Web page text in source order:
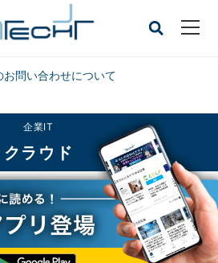
お問い合わせについて
CLOSE
企業IT
クラウド
ド活用ソリューション「A-gate」がGoogle